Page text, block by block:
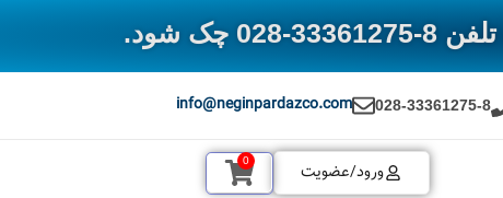
شود.
028-33361275-8
info@neginpardazco.com
ورود/عضویت 0